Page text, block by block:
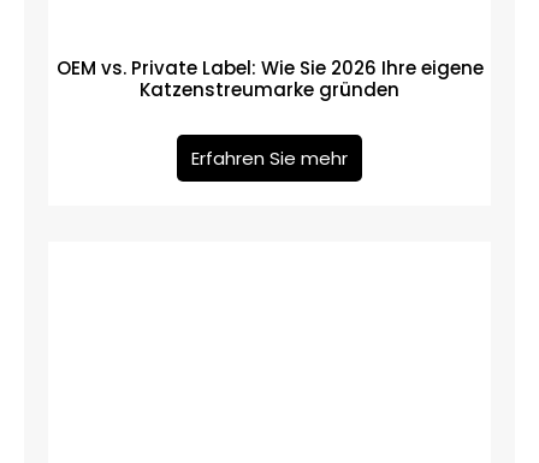
OEM vs. Private Label: Wie Sie 2026 Ihre eigene
Katzenstreumarke gründen
Erfahren Sie mehr